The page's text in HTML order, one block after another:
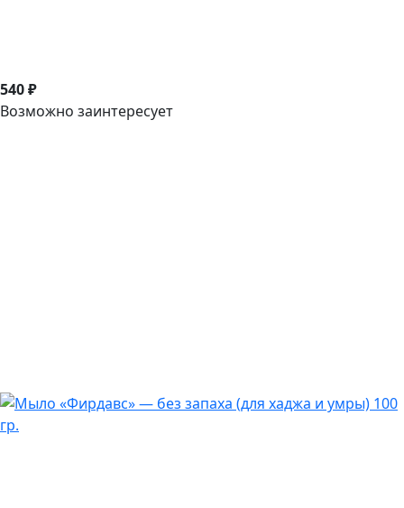
540 ₽
Возможно заинтересует